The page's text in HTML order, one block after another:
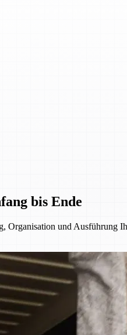
bis Ende
und Ausführung